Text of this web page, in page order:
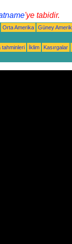
'ye tabidir.
Orta Amerika
Güney
tahminleri İklim
Kasırgalar